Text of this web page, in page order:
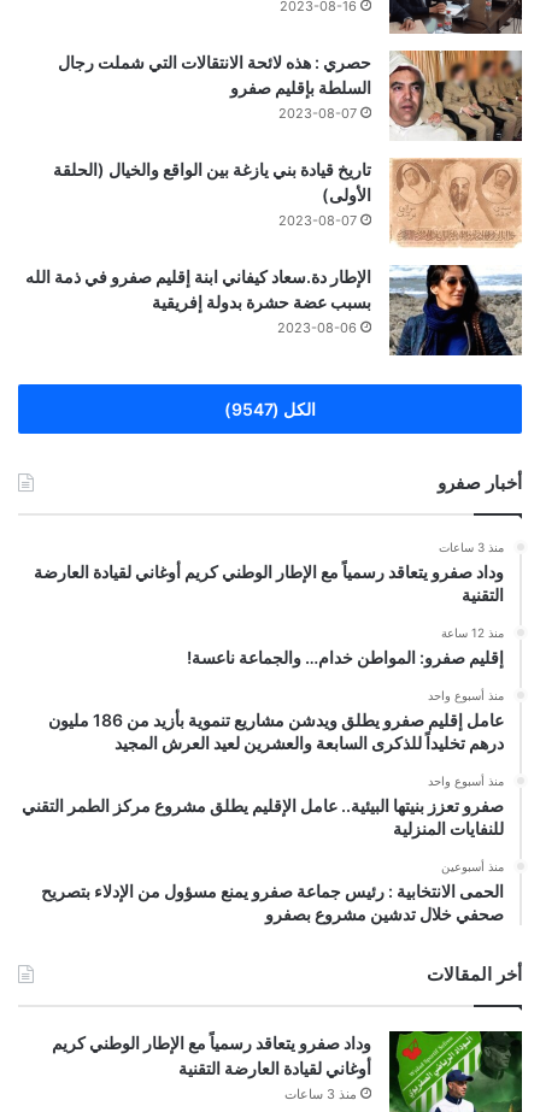
2023-08-16
حصري : هذه لائحة الانتقالات التي شملت رجال
السلطة بإقليم صفرو
2023-08-07
تاريخ قيادة بني يازغة بين الواقع والخيال (الحلقة
الأولى)
2023-08-07
الإطار دة.سعاد كيفاني ابنة إقليم صفرو في ذمة الله
بسبب عضة حشرة بدولة إفريقية
2023-08-06
الكل (9547)
أخبار صفرو
منذ 3 ساعات
وداد صفرو يتعاقد رسمياً مع الإطار الوطني كريم أوغاني لقيادة العارضة
التقنية
منذ 12 ساعة
إقليم صفرو: المواطن خدام… والجماعة ناعسة!
منذ أسبوع واحد
عامل إقليم صفرو يطلق ويدشن مشاريع تنموية بأزيد من 186 مليون
درهم تخليداً للذكرى السابعة والعشرين لعيد العرش المجيد
منذ أسبوع واحد
صفرو تعزز بنيتها البيئية.. عامل الإقليم يطلق مشروع مركز الطمر التقني
للنفايات المنزلية
منذ أسبوعين
الحمى الانتخابية : رئيس جماعة صفرو يمنع مسؤول من الإدلاء بتصريح
صحفي خلال تدشين مشروع بصفرو
أخر المقالات
وداد صفرو يتعاقد رسمياً مع الإطار الوطني كريم
أوغاني لقيادة العارضة التقنية
منذ 3 ساعات